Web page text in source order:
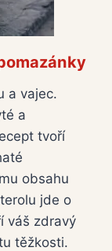
a vajec.
a
tvoří
obsahu
jde o
váš zdravý
těžkosti.